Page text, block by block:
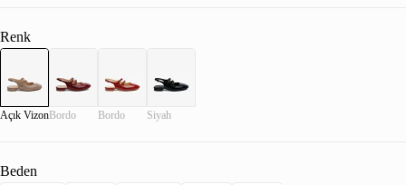
Renk
Açık VizonBordo Bordo Siyah
Beden